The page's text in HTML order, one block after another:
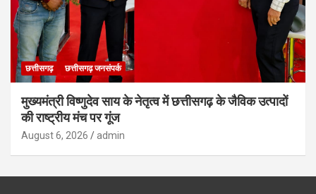
छत्तीसगढ़ छत्तीसगढ़ जनसंपर्क
मुख्यमंत्री विष्णुदेव साय के नेतृत्व में छत्तीसगढ़ के जैविक उत्पादों
की राष्ट्रीय मंच पर गूंज
August 6, 2026 admin